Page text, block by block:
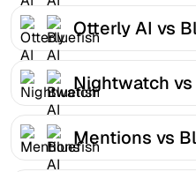
Otterly AI vs
Nightwatch
Mentions vs